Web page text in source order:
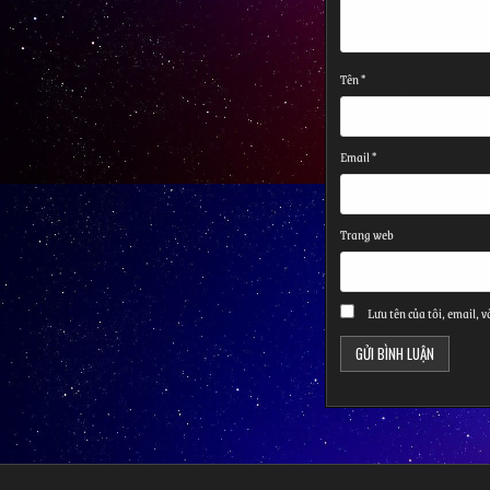
Tên*
Email*
Trang web
Lưu tên của tôi, email,